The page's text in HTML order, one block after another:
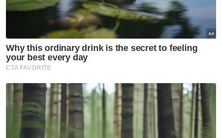
Kedua, memperkenalkan Indeks Persepsi
Integriti Malaysia yang dibentangkan kepada
Kabinet dan juga didedahkan perolehan
indeks yang bertujuan untuk membuka
mengukur pandangan masyarakat dan
meluaskan wacana integriti dalam
masyarakat serta menjadi pelengkap kepada
kajian indeks lain seperti dibangunkan